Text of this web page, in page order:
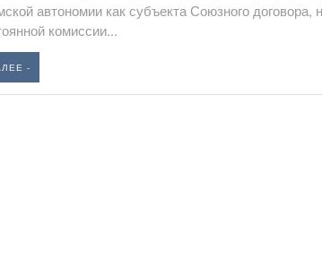
автономии как субъекта Союзного
комиссии...
-